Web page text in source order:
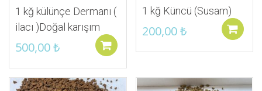
1 kğ külünçe Dermanı (
ilacı )Doğal karışım
500,00₺
1 kğ Küncü (Susam)
200,00₺